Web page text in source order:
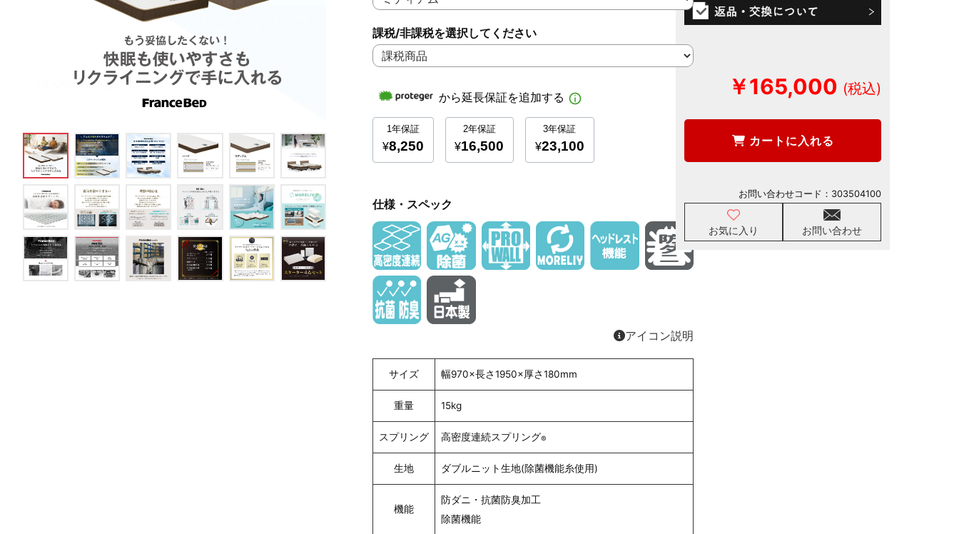
課税/非課税を選択してください
仕様・スペック
アイコン説明
サイズ 幅970×長さ1950×厚さ180mm
重量 15kg
スプリング 高密度連続スプリング®
生地 ダブルニット生地(除菌機能糸使用)
機能
防ダニ・抗菌防臭加工
除菌機能
￥165,000
カートに入れる
お気に入り お問い合わせ
お問い合わせコード： 303504100